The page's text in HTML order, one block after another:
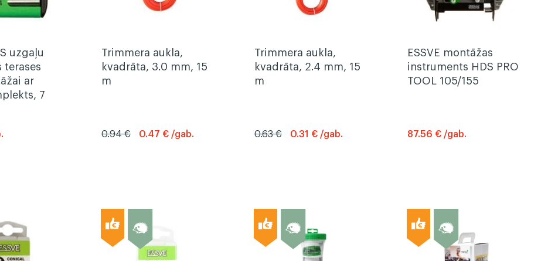
uzgaļu
terases
ar
7
Trimmera aukla,
kvadrāta, 3.0 mm, 15
m
0.94 € 0.47 € /gab.
Trimmera aukla,
kvadrāta, 2.4 mm, 15
m
0.63 € 0.31 € /gab.
ESSVE montāžas
instruments HDS PRO
TOOL 105/155
87.56 € /gab.